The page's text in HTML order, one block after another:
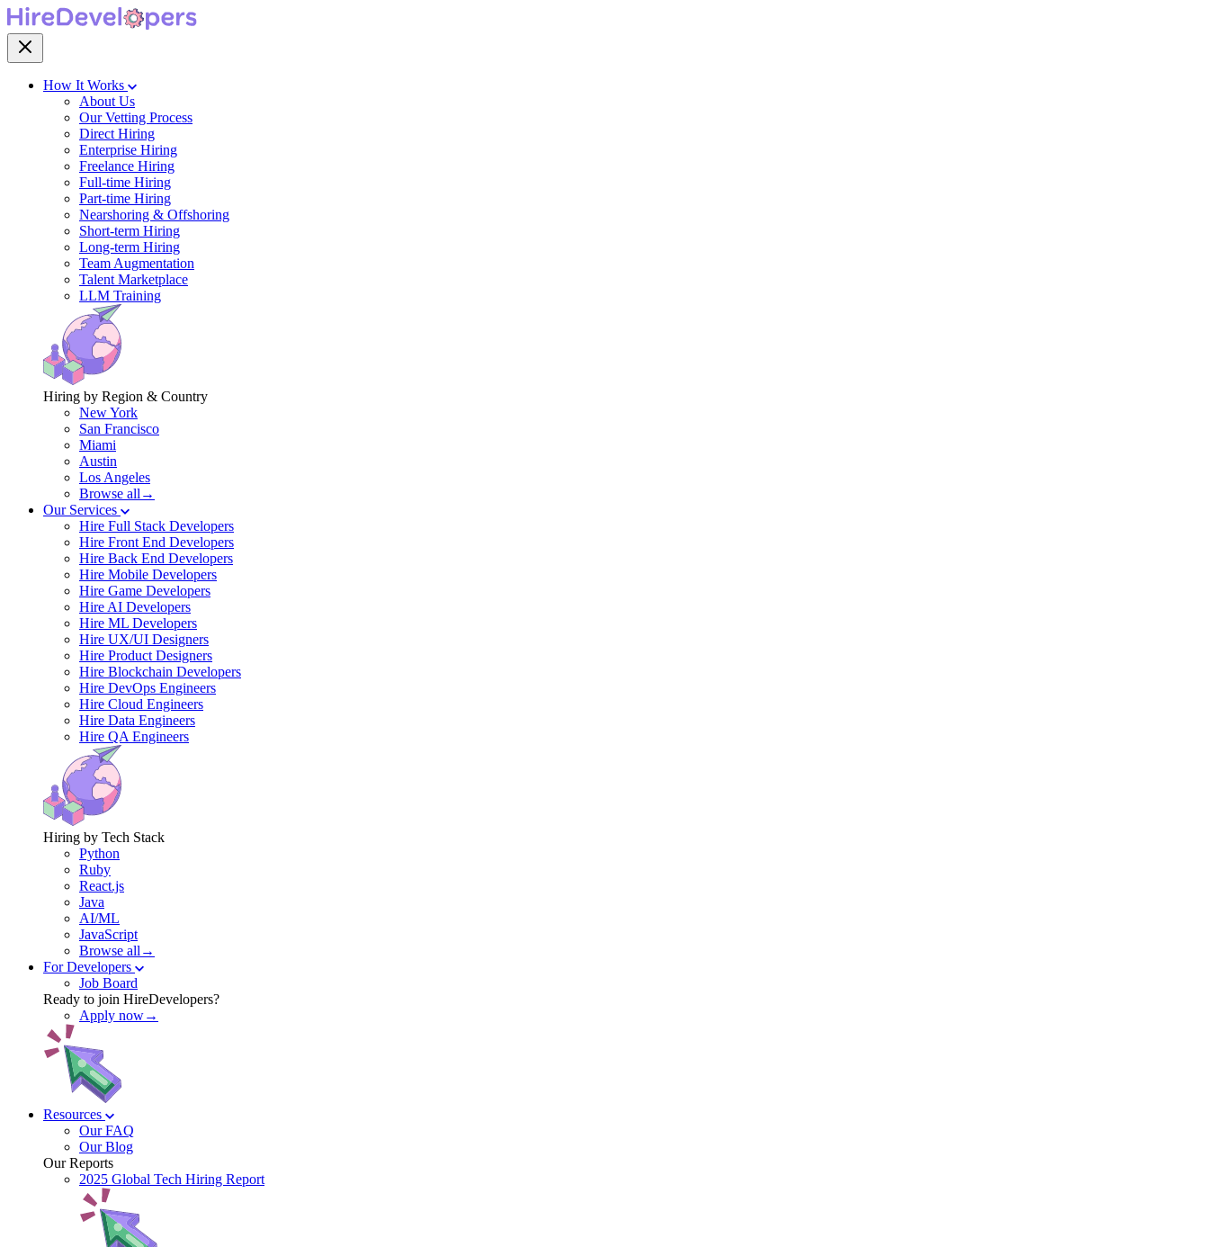
How It Works
About Us
Our Vetting Process
Direct Hiring
Enterprise Hiring
Freelance Hiring
Full-time Hiring
Part-time Hiring
Nearshoring & Offshoring
Short-term Hiring
Long-term Hiring
Team Augmentation
Talent Marketplace
LLM Training
Hiring by Region & Country
New York
San Francisco
Miami
Austin
Los Angeles
Browse all→
Our Services
Hire Full Stack Developers
Hire Front End Developers
Hire Back End Developers
Hire Mobile Developers
Hire Game Developers
Hire AI Developers
Hire ML Developers
Hire UX/UI Designers
Hire Product Designers
Hire Blockchain Developers
Hire DevOps Engineers
Hire Cloud Engineers
Hire Data Engineers
Hire QA Engineers
Hiring by Tech Stack
Python
Ruby
React.js
Java
AI/ML
JavaScript
Browse all→
For Developers
Job Board
Ready to join HireDevelopers?
Apply now→
Resources
Our FAQ
Our Blog
Our Reports
2025 Global Tech Hiring Report